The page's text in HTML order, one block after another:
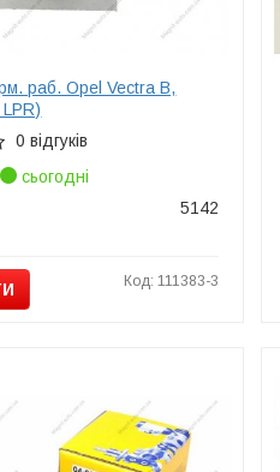
раб. Opel Vectra B,
0 відгуків
сьогодні
5142
Код: 111383-3